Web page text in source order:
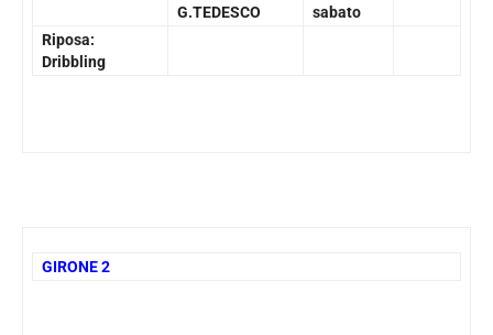
G.TEDESCO
sabato
Riposa:
Dribbling
GIRONE 2